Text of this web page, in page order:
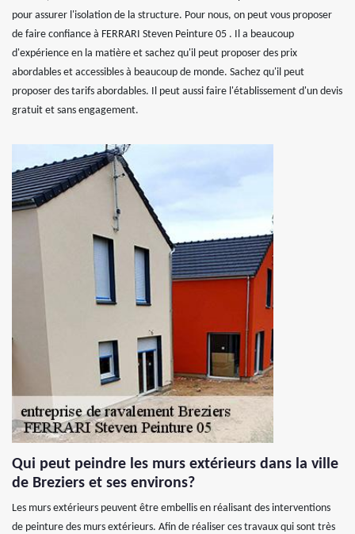
pour assurer l'isolation de la structure. Pour nous, on peut vous proposer
de faire confiance à FERRARI Steven Peinture 05 . Il a beaucoup
d'expérience en la matière et sachez qu'il peut proposer des prix
abordables et accessibles à beaucoup de monde. Sachez qu'il peut
proposer des tarifs abordables. Il peut aussi faire l'établissement d'un devis
gratuit et sans engagement.
Qui peut peindre les murs extérieurs dans la ville
de Breziers et ses environs?
Les murs extérieurs peuvent être embellis en réalisant des interventions
de peinture des murs extérieurs. Afin de réaliser ces travaux qui sont très